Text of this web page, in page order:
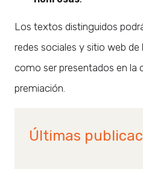
Los textos distinguidos
redes sociales y sitio web de
como ser presentados en la
premiación.
Últimas